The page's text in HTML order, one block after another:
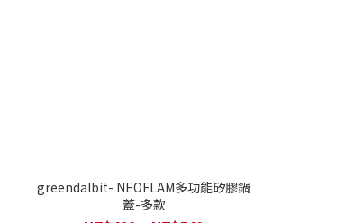
greendalbit- NEOFLAM多功能矽膠鍋
蓋-多款